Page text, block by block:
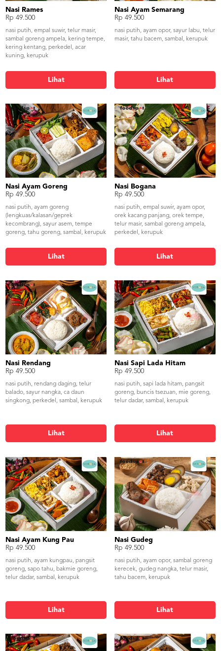
Nasi Rames
Rp 49.500
nasi putih, empal suwir, telur masir,
sambal goreng ampela, kering tempe,
kering kentang, perkedel, acar
kuning, kerupuk
Lihat
Nasi Ayam Semarang
Rp 49.500
nasi putih, ayam opor, sayur labu, telur
masir, tahu bacem, sambal, kerupuk
Lihat
Nasi Ayam Goreng
Rp 49.500
nasi putih, ayam goreng
(lengkuas/kalasan/geprek
kecombrang), sayur asem, tempe
goreng, tahu goreng, sambal, kerupuk
Lihat
Nasi Bogana
Rp 49.500
nasi putih, empal suwir, ayam opor,
orek kacang panjang, orek tempe,
telur masir, sambal goreng ampela,
perkedel, kerupuk
Lihat
Nasi Rendang
Rp 49.500
nasi putih, rendang daging, telur
balado, sayur nangka, ca daun
singkong, perkedel, sambal, kerupuk
Lihat
Nasi Sapi Lada Hitam
Rp 49.500
nasi putih, sapi lada hitam, pangsit
goreng, buncis tsezuan, mie goreng,
telur dadar, sambal, kerupuk
Lihat
Nasi Ayam Kung Pau
Rp 49.500
nasi putih, ayam kungpau, pangsit
goreng, sapo tahu, bakmie goreng,
telur dadar, sambal, kerupuk
Lihat
Nasi Gudeg
Rp 49.500
nasi putih, ayam opor, sambal goreng
kerecek, gudeg nangka, telur masir,
tahu bacem, kerupuk
Lihat